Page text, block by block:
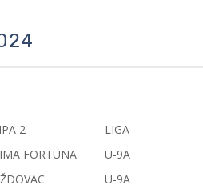
2
LIGA
FORTUNA
U-9A
U-9A